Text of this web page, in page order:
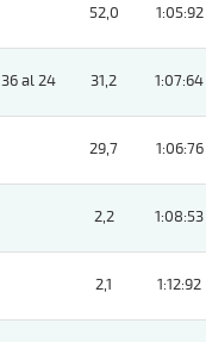
52,0 1:05:92
36 al 24 31,2 1:07:64
29,7 1:06:76
2,2 1:08:53
2,1 1:12:92